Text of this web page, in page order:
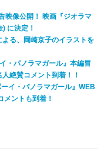
映像公開！ 映画『ジオラマ
に決定！
よる、岡崎京子のイラストを
・パノラマガール』本編冒
絶賛コメント到着！！
イ・パノラマガール』WEB
ントも到着！